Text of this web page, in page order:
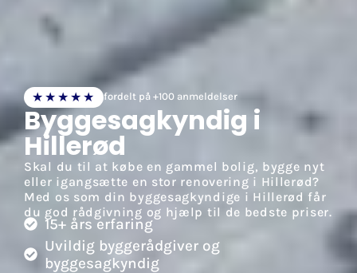
★★★★★ fordelt på +100 anmeldelser
Byggesagkyndig i
Hillerød
Skal du til at købe en gammel bolig, bygge nyt
eller igangsætte en stor renovering i Hillerød?
Med os som din byggesagkyndige i Hillerød får
du god rådgivning og hjælp til de bedste priser.
15+ års erfaring
Uvildig byggerådgiver og
byggesagkyndig